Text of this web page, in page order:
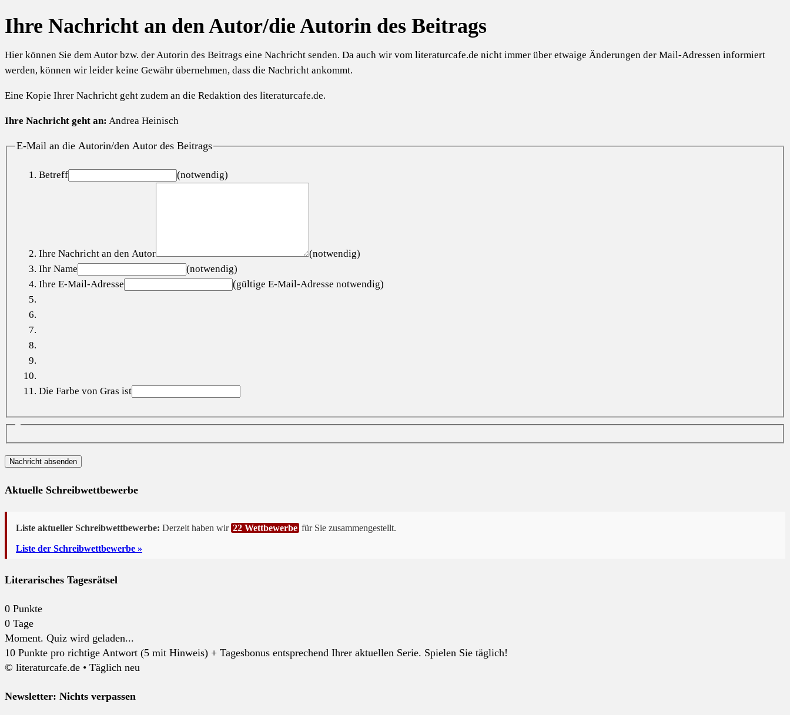
Ihre Nachricht an den Autor/die Autorin des Beitrags
Hier können Sie dem Autor bzw. der Autorin des Beitrags eine Nachricht senden. Da auch wir vom literaturcafe.de nicht immer über etwaige Änderungen der Mail-Adressen informiert
werden, können wir leider keine Gewähr übernehmen, dass die Nachricht ankommt.
Eine Kopie Ihrer Nachricht geht zudem an die Redaktion des literaturcafe.de.
Ihre Nachricht geht an: Andrea Heinisch
E-Mail an die Autorin/den Autor des Beitrags
Betreff (notwendig)
Ihre Nachricht an den Autor
(notwendig)
Ihr Name
(notwendig)
Ihre E-Mail-Adresse
(gültige E-Mail-Adresse notwendig)
Die Farbe von Gras ist
Aktuelle Schreibwettbewerbe
Liste aktueller Schreibwettbewerbe: Derzeit haben wir 22 Wettbewerbe für Sie zusammengestellt.
Liste der Schreibwettbewerbe »
Literarisches Tagesrätsel
0 Punkte
0 Tage
Moment. Quiz wird geladen...
10 Punkte pro richtige Antwort (5 mit Hinweis) + Tagesbonus entsprechend Ihrer aktuellen Serie. Spielen Sie täglich!
© literaturcafe.de • Täglich neu
Newsletter: Nichts verpassen